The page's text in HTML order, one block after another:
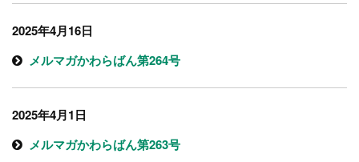
2025年4月16日
メルマガかわらばん第264号
2025年4月1日
メルマガかわらばん第263号